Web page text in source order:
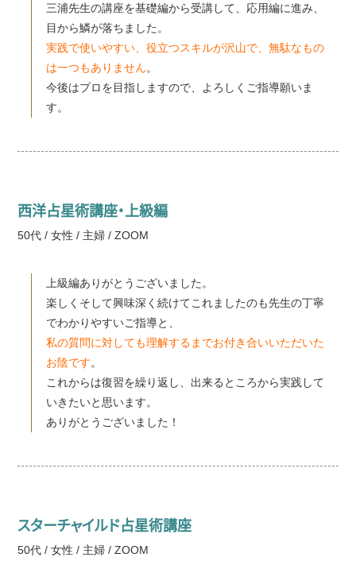
三浦先生の講座を基礎編から受講して、応用編に進み、
目から鱗が落ちました。
実践で使いやすい、役立つスキルが沢山で、無駄なもの
は一つもありません。
今後はプロを目指しますので、よろしくご指導願いま
す。
西洋占星術講座・上級編
50代 / 女性 / 主婦 / ZOOM
上級編ありがとうございました。
楽しくそして興味深く続けてこれましたのも先生の丁寧
でわかりやすいご指導と、
私の質問に対しても理解するまでお付き合いいただいた
お陰です。
これからは復習を繰り返し、出来るところから実践して
いきたいと思います。
ありがとうございました！
スターチャイルド占星術講座
50代 / 女性 / 主婦 / ZOOM